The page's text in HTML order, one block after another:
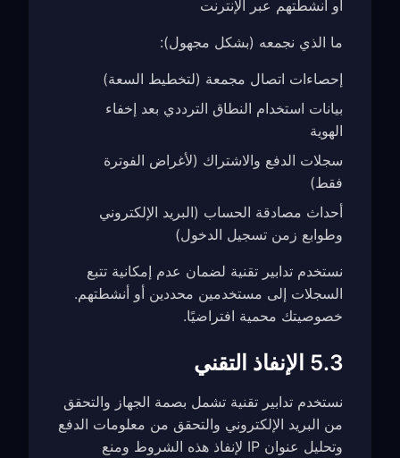
أو أنشطتهم عبر الإنترنت
ما الذي نجمعه (بشكل مجهول):
إحصاءات اتصال مجمعة (لتخطيط السعة)
بيانات استخدام النطاق الترددي بعد إخفاء
الهوية
سجلات الدفع والاشتراك (لأغراض الفوترة
فقط)
أحداث مصادقة الحساب (البريد الإلكتروني
وطوابع زمن تسجيل الدخول)
نستخدم تدابير تقنية لضمان عدم إمكانية تتبع
السجلات إلى مستخدمين محددين أو أنشطتهم.
خصوصيتك محمية افتراضيًا.
5.3 الإنفاذ التقني
نستخدم تدابير تقنية تشمل بصمة الجهاز والتحقق
من البريد الإلكتروني والتحقق من معلومات الدفع
وتحليل عنوان IP لإنفاذ هذه الشروط ومنع